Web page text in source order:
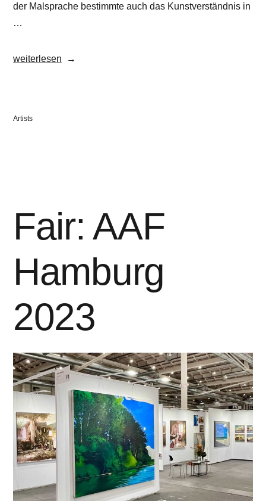
der Malsprache bestimmte auch das Kunstverständnis in
…
„Johanna
weiterlesen
Veröffentlicht
Artists
Fair: AAF
Hamburg
2023